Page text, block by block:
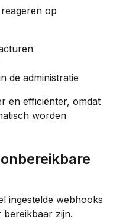
op
de administratie
en efficiënter, omdat
worden
ingestelde webhooks
zijn.